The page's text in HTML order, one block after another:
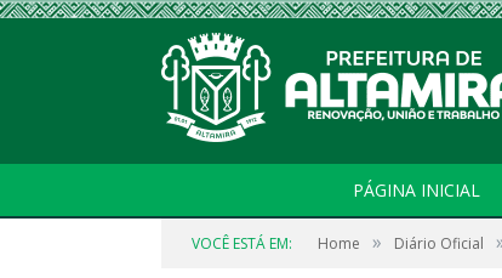
PÁGINA INICIAL
VOCÊ ESTÁ EM: Home » Diário Oficial